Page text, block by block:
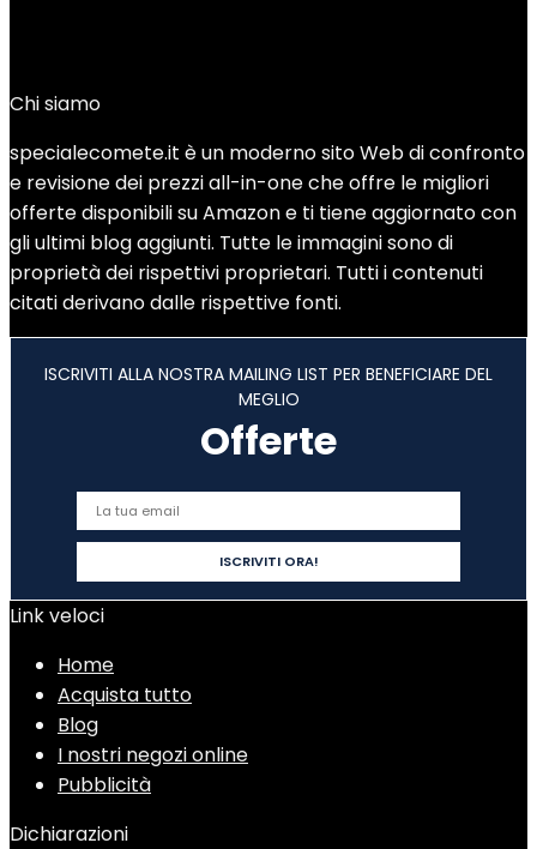
Chi siamo
specialecomete.it è un moderno sito Web di confronto
e revisione dei prezzi all-in-one che offre le migliori
offerte disponibili su Amazon e ti tiene aggiornato con
gli ultimi blog aggiunti. Tutte le immagini sono di
proprietà dei rispettivi proprietari. Tutti i contenuti
citati derivano dalle rispettive fonti.
ISCRIVITI ALLA NOSTRA MAILING LIST PER BENEFICIARE DEL
MEGLIO
Offerte
Link veloci
Home
Acquista tutto
Blog
I nostri negozi online
Pubblicità
Dichiarazioni